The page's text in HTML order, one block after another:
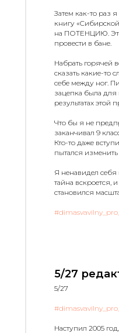
Затем как-то раз
книгу
на ПОТЕНЦИЮ.
провести в бане.
Набрать горячей
сказать какие-то
себе между ног.
зацепка была
результатах этой
Что бы я не
заканчивал 9
Кто-то даже
пытался
Я ненавидел себя
тайна вскроется,
становился
5/27
5/27
Наступил 2005